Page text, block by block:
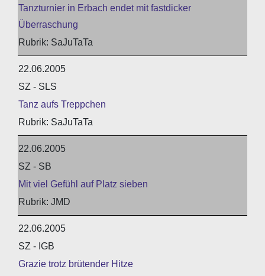
Tanzturnier in Erbach endet mit fastdicker
Überraschung
SaJuTaTa
22.06.2005
SZ - SLS
Tanz aufs Treppchen
SaJuTaTa
22.06.2005
SZ - SB
Mit viel Gefühl auf Platz sieben
JMD
22.06.2005
SZ - IGB
Grazie trotz brütender Hitze